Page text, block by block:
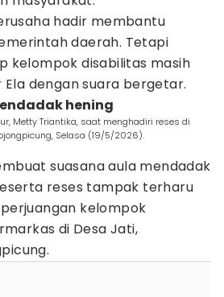
hadir membantu
daerah. Tetapi
kelompok disabilitas masih
Ela dengan suara bergetar.
hening
Metty Triantika, saat menghadiri reses di
Selasa (19/5/2026).
suasana aula mendadak
reses tampak terharu
kelompok
di Desa Jati,